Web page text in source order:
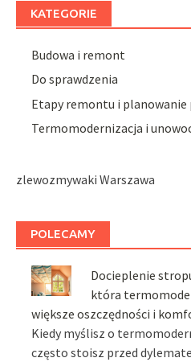
KATEGORIE
Budowa i remont
Do sprawdzenia
Etapy remontu i planowanie
Termomodernizacja i
zlewozmywaki Warszawa
POLECAMY
Docieplenie
która
większe oszczędności i
Kiedy myślisz o
często stoisz przed